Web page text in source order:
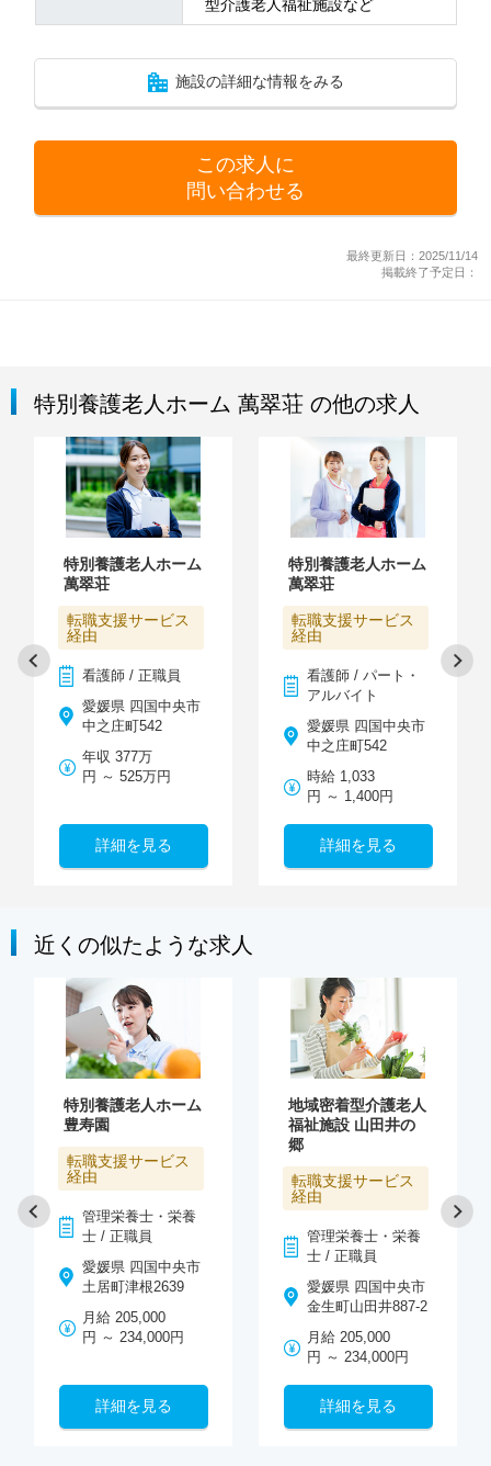
型介護老人福祉施設など
施設の詳細な情報をみる
この求人に
問い合わせる
最終更新日：2025/11/14
掲載終了予定日：
特別養護老人ホーム 萬翠荘 の他の求人
特別養護老人ホーム
萬翠荘
転職支援サービス
経由
看護師 / 正職員
愛媛県 四国中央市
中之庄町542
年収 377万
円 ～ 525万円
詳細を見る
特別養護老人ホーム
萬翠荘
転職支援サービス
経由
看護師 / パート・
アルバイト
愛媛県 四国中央市
中之庄町542
時給 1,033
円 ～ 1,400円
詳細を見る
近くの似たような求人
特別養護老人ホーム
豊寿園
転職支援サービス
経由
管理栄養士・栄養
士 / 正職員
愛媛県 四国中央市
土居町津根2639
月給 205,000
円 ～ 234,000円
詳細を見る
地域密着型介護老人
福祉施設 山田井の
郷
転職支援サービス
経由
管理栄養士・栄養
士 / 正職員
愛媛県 四国中央市
金生町山田井887-2
月給 205,000
円 ～ 234,000円
詳細を見る